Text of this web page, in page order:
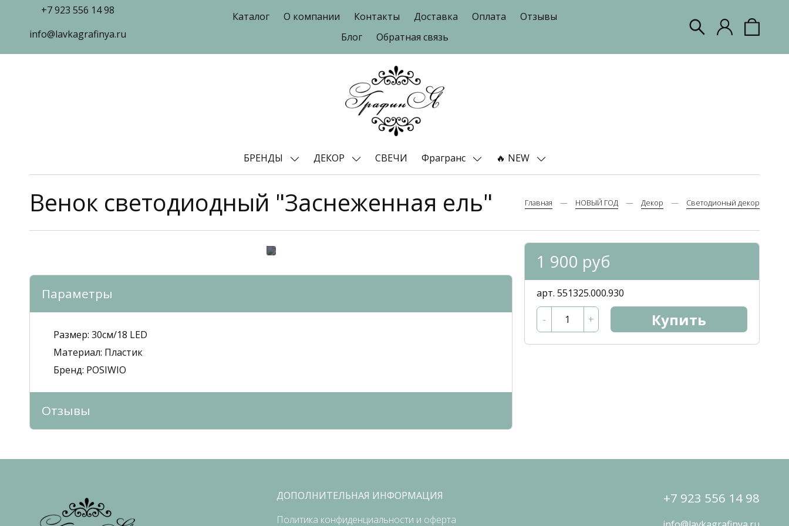
+7 923 556 14 98
info@lavkagrafinya.ru
Каталог О компании Контакты Доставка Оплата
Отзывы
Блог
Обратная связь
БРЕНДЫ ДЕКОР СВЕЧИ Фрагранс 🔥 NEW
Венок светодиодный "Заснеженная ель" Главная НОВЫЙ ГОД Декор Светодионый декор
Параметры
Размер: 30см/18 LED
Mатериал: Пластик
Бренд: POSIWIO
Отзывы
1 900 руб
арт. 551325.000.930
- + Купить
ДОПОЛНИТЕЛЬНАЯ ИНФОРМАЦИЯ
Политика конфиденциальности и оферта
+7 923 556 14 98